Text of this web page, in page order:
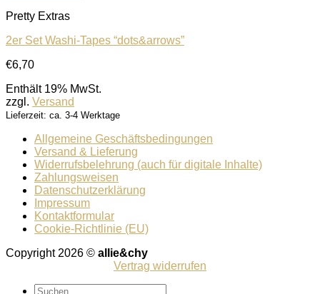
Pretty Extras
2er Set Washi-Tapes “dots&arrows”
€6,70
Enthält 19% MwSt.
zzgl. Versand
Lieferzeit: ca. 3-4 Werktage
Allgemeine Geschäftsbedingungen
Versand & Lieferung
Widerrufsbelehrung (auch für digitale Inhalte)
Zahlungsweisen
Datenschutzerklärung
Impressum
Kontaktformular
Cookie-Richtlinie (EU)
Copyright 2026 © allie&chy
Vertrag widerrufen
Suchen